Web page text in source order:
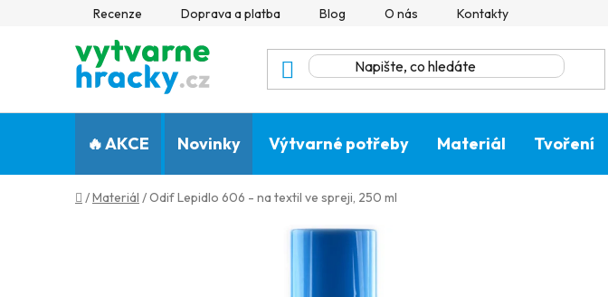
Recenze Doprava a platba Blog O nás Kontakty
🔥 AKCE Novinky Výtvarné potřeby Materiál Tvoření
Domů
/Materiál /Odif Lepidlo 606 - na textil ve spreji, 250 ml